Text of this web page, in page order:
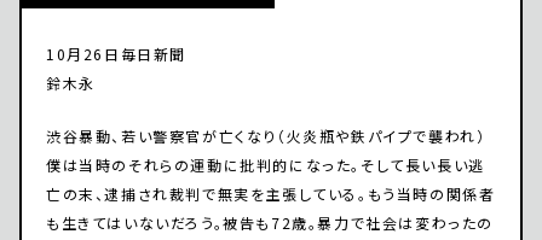
10月26日毎日新聞
鈴木永
渋谷暴動、若い警察官が亡くなり（火炎瓶や鉄パイプで襲われ）
僕は当時のそれらの運動に批判的になった。そして長い長い逃
亡の末、逮捕され裁判で無実を主張している。もう当時の関係者
も生きてはいないだろう。被告も72歳。暴力で社会は変わったの